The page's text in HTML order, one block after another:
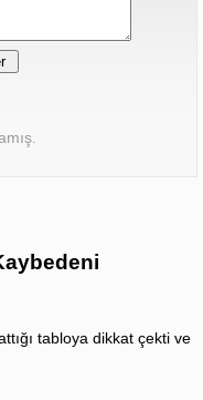
tabloya dikkat çekti ve